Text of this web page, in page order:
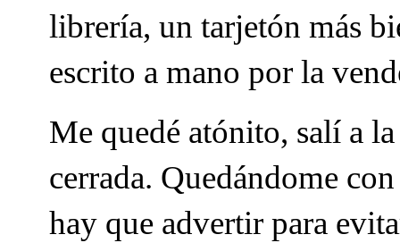
librería, un tarjetón más
escrito a mano por la
Me quedé atónito, salí a
cerrada. Quedándome
hay que advertir para